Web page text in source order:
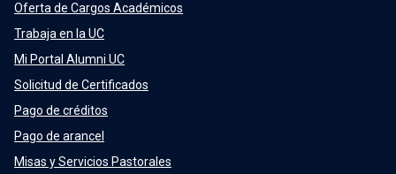
Oferta de Cargos Académicos
Trabaja en la UC
Mi Portal Alumni UC
Solicitud de Certificados
Pago de créditos
Pago de arancel
Misas y Servicios Pastorales